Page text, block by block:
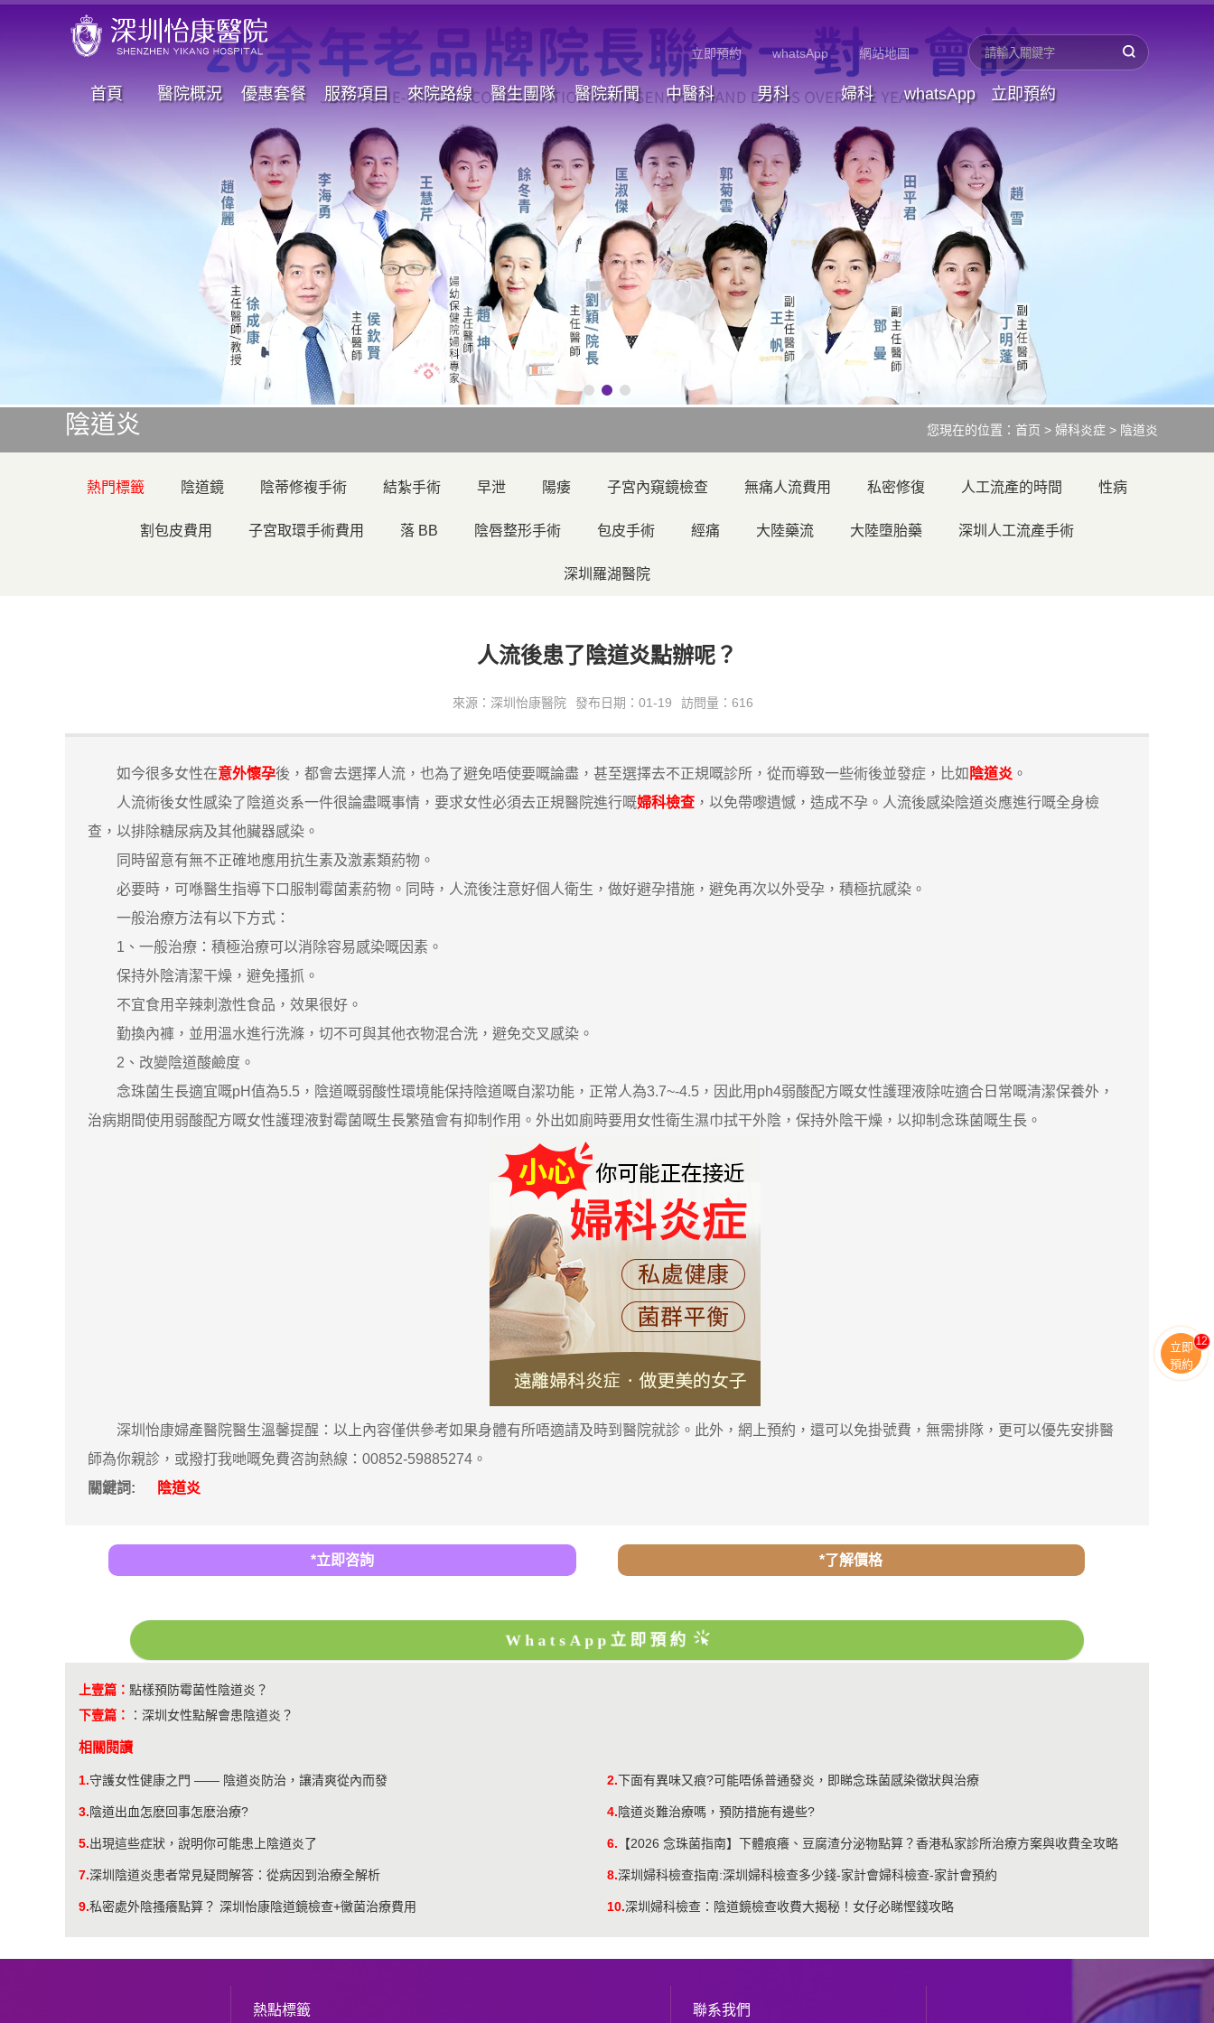
立即預約 whatsApp 網站地圖
首頁 醫院概況 優惠套餐 服務項目 來院路線 醫生團隊 醫院新聞 中醫科 男科 婦科 whatsApp 立即預約
陰道炎 您現在的位置： 首页 > 婦科炎症 > 陰道炎
熱門標籤 陰道鏡 陰蒂修複手術 結紮手術 早泄 陽痿 子宮內窺鏡檢查 無痛人流費用 私密修復 人工流產的時間 性病
割包皮費用 子宮取環手術費用 落 BB 陰唇整形手術 包皮手術 經痛 大陸藥流 大陸墮胎藥 深圳人工流產手術
深圳羅湖醫院
人流後患了陰道炎點辦呢？
來源：深圳怡康醫院 發布日期：01-19 訪問量：616
如今很多女性在意外懷孕後，都會去選擇人流，也為了避免唔使要嘅論盡，甚至選擇去不正規嘅診所，從而導致一些術後並發症，比如 陰道炎 。
人流術後女性感染了陰道炎系一件很論盡嘅事情，要求女性必須去正規醫院進行嘅婦科檢查 ，以免帶嚟遺憾，造成不孕。人流後感染陰道炎應進行嘅全身檢
查，以排除糖尿病及其他臟器感染。
同時留意有無不正確地應用抗生素及激素類葯物。
必要時，可喺醫生指導下口服制霉菌素葯物。同時，人流後注意好個人衛生，做好避孕措施，避免再次以外受孕，積極抗感染。
一般治療方法有以下方式：
1、一般治療：積極治療可以消除容易感染嘅因素。
保持外陰清潔干燥，避免搔抓。
不宜食用辛辣刺激性食品，效果很好。
勤換內褲，並用溫水進行洗滌，切不可與其他衣物混合洗，避免交叉感染。
2、改變陰道酸鹼度。
念珠菌生長適宜嘅pH值為5.5，陰道嘅弱酸性環境能保持陰道嘅自潔功能，正常人為3.7~-4.5，因此用ph4弱酸配方嘅女性護理液除咗適合日常嘅清潔保養外，
治病期間使用弱酸配方嘅女性護理液對霉菌嘅生長繁殖會有抑制作用。外出如廁時要用女性衛生濕巾拭干外陰，保持外陰干燥，以抑制念珠菌嘅生長。
深圳怡康婦產醫院醫生溫馨提醒：以上內容僅供參考如果身體有所唔適請及時到醫院就診。此外，網上預約，還可以免掛號費，無需排隊，更可以優先安排醫
師為你親診，或撥打我哋嘅免費咨詢熱線：00852-59885274。
關鍵詞:
陰道炎
*立即咨詢 *了解價格
WhatsApp立即預約
上壹篇： 點樣預防霉菌性陰道炎？
下壹篇：
： 深圳女性點解會患陰道炎？
相關閱讀
1.守護女性健康之門 —— 陰道炎防治，讓清爽從內而發 2.下面有異味又痕?可能唔係普通發炎，即睇念珠菌感染徵狀與治療
3.陰道出血怎麽回事怎麽治療? 4.陰道炎難治療嗎，預防措施有邊些?
5.出現這些症狀，說明你可能患上陰道炎了 6. 【2026 念珠菌指南】下體痕癢、豆腐渣分泌物點算？香港私家診所治療方案與收費全攻略
7.深圳陰道炎患者常見疑問解答：從病因到治療全解析 8.深圳婦科檢查指南:深圳婦科檢查多少錢-家計會婦科檢查-家計會預約
9.私密處外陰搔癢點算？ 深圳怡康陰道鏡檢查+黴菌治療費用 10.深圳婦科檢查：陰道鏡檢查收費大揭秘！女仔必睇慳錢攻略
熱點標籤 聯系我們
立即
預約
11